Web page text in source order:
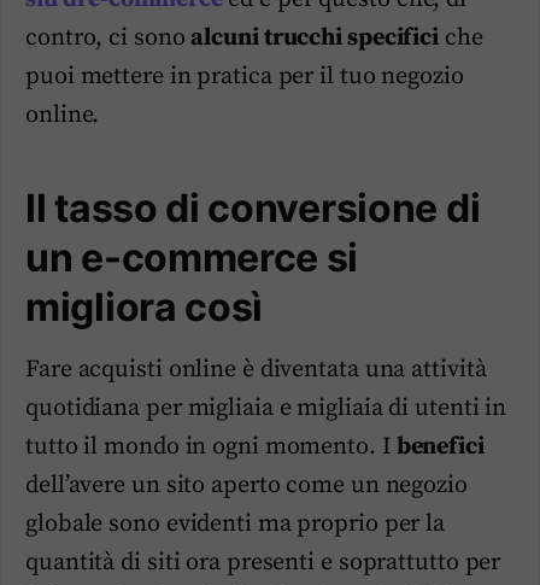
contro, ci sonoalcuni trucchi specifici che
puoi mettere in pratica per il tuo negozio
online.
Il tasso di conversione di
un e-commerce si
migliora così
Fare acquisti online è diventata una attività
quotidiana per migliaia e migliaia di utenti in
tutto il mondo in ogni momento. I benefici
dell’avere un sito aperto come un negozio
globale sono evidenti ma proprio per la
quantità di siti ora presenti e soprattutto per